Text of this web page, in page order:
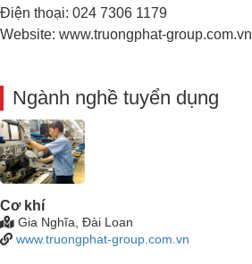
Điện thoại: 024 7306 1179
Website: www.truongphat-group.com.vn
Ngành nghề tuyển dụng
Cơ khí
Gia Nghĩa, Đài Loan
www.truongphat-group.com.vn